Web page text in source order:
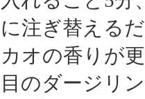
に注ぎ替える
カオの香りが
目のダージリ